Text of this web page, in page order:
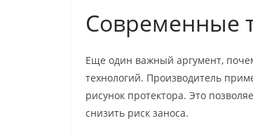
Современные
Еще один важный аргумент,
технологий. Производитель
рисунок протектора. Это
снизить риск заноса.